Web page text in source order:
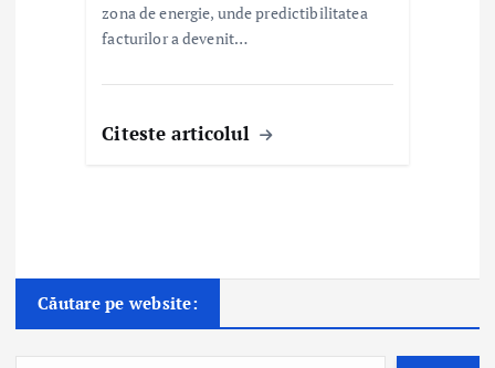
zona de energie, unde predictibilitatea
facturilor a devenit…
Citeste articolul
Căutare pe website: